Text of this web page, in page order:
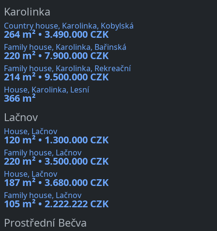
Karolinka
Country house, Karolinka, Kobylská
264 m² • 3.490.000 CZK
Family house, Karolinka, Bařinská
220 m² • 7.900.000 CZK
Family house, Karolinka, Rekreační
214 m² • 9.500.000 CZK
House, Karolinka, Lesní
366 m²
Lačnov
House, Lačnov
120 m² • 1.300.000 CZK
Family house, Lačnov
220 m² • 3.500.000 CZK
House, Lačnov
187 m² • 3.680.000 CZK
Family house, Lačnov
105 m² • 2.222.222 CZK
Prostřední Bečva